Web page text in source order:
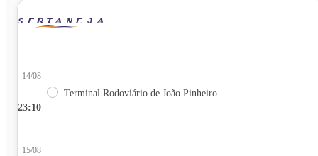
23:10
14/08
Terminal Rodoviário de João Pinheiro
15/08